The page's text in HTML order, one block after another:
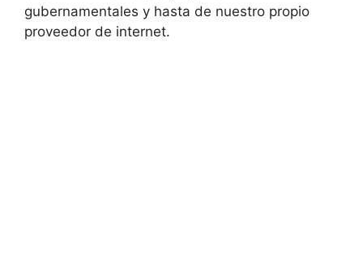
gubernamentales y hasta de nuestro propio
proveedor de internet.